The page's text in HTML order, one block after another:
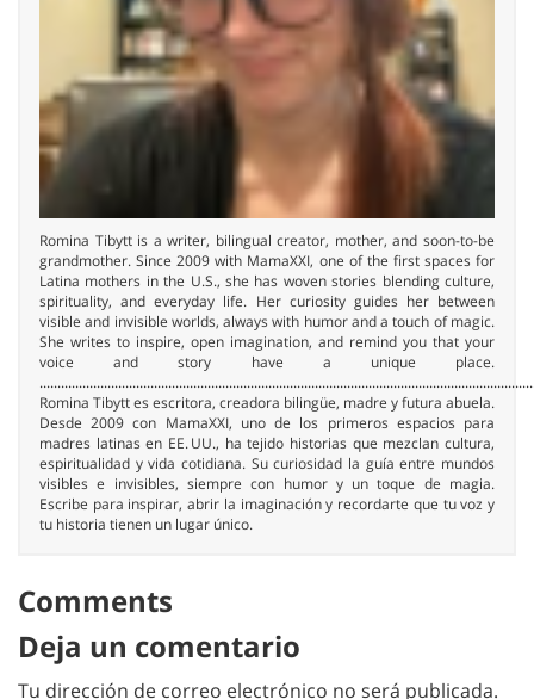
Romina Tibytt is a writer, bilingual creator, mother, and soon-to-be
grandmother. Since 2009 with MamaXXI, one of the first spaces for
Latina mothers in the U.S., she has woven stories blending culture,
spirituality, and everyday life. Her curiosity guides her between
visible and invisible worlds, always with humor and a touch of magic.
She writes to inspire, open imagination, and remind you that your
voice and story have a unique place.
Romina Tibytt es escritora, creadora bilingüe, madre y futura abuela.
Desde 2009 con MamaXXI, uno de los primeros espacios para
madres latinas en EE. UU., ha tejido historias que mezclan cultura,
espiritualidad y vida cotidiana. Su curiosidad la guía entre mundos
visibles e invisibles, siempre con humor y un toque de magia.
Escribe para inspirar, abrir la imaginación y recordarte que tu voz y
tu historia tienen un lugar único.
Comments
Deja un comentario
Tu dirección de correo electrónico no será publicada.